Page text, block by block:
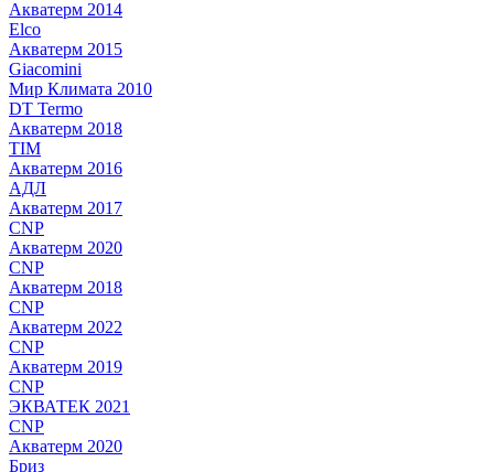
Акватерм 2014
Elco
Акватерм 2015
Giacomini
Мир Климата 2010
DT Termo
Акватерм 2018
TIM
Акватерм 2016
АДЛ
Акватерм 2017
CNP
Акватерм 2020
CNP
Акватерм 2018
CNP
Акватерм 2022
CNP
Акватерм 2019
CNP
ЭКВАТЕК 2021
CNP
Акватерм 2020
Бриз